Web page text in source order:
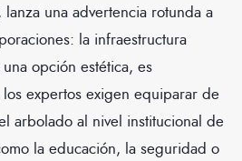
lanza una advertencia rotunda a
la infraestructura
opción estética, es
expertos exigen equiparar de
arbolado al nivel institucional de
la educación, la seguridad o